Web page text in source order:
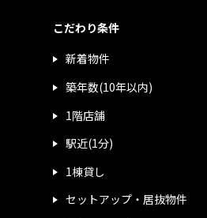
こだわり条件
新着物件
築年数(10年以内)
1階店舗
駅近(1分)
1棟貸し
セットアップ・居抜物件